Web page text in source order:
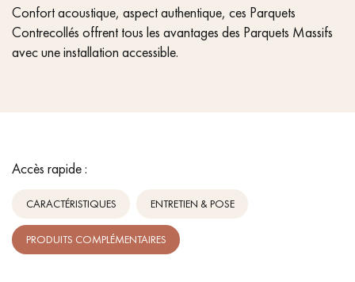
Confort acoustique, aspect authentique, ces Parquets
Contrecollés offrent tous les avantages des Parquets Massifs
avec une installation accessible.
Accès rapide :
CARACTÉRISTIQUES ENTRETIEN & POSE
PRODUITS COMPLÉMENTAIRES